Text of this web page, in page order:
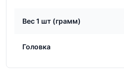
Вес 1 шт (грамм)
Головка